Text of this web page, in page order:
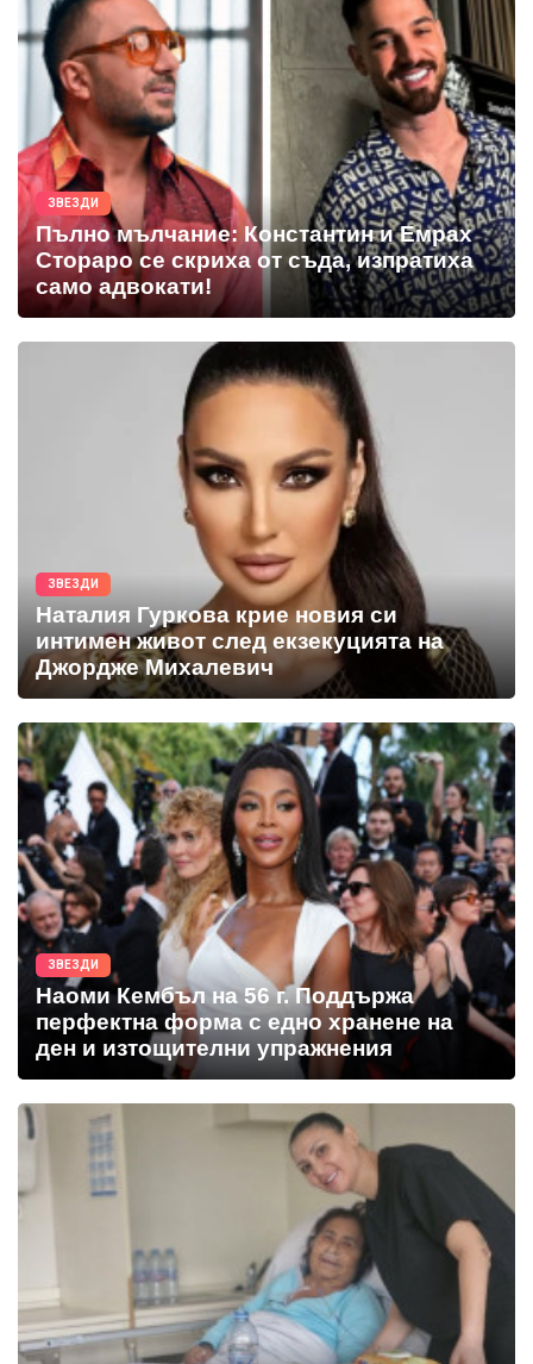
ЗВЕЗДИ
Пълно мълчание: Константин и Емрах
Стораро се скриха от съда, изпратиха
само адвокати!
ЗВЕЗДИ
Наталия Гуркова крие новия си
интимен живот след екзекуцията на
Джордже Михалевич
ЗВЕЗДИ
Наоми Кембъл на 56 г. Поддържа
перфектна форма с едно хранене на
ден и изтощителни упражнения